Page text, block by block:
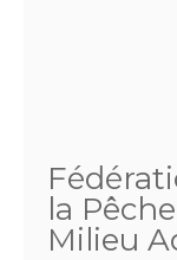
la
Milieu